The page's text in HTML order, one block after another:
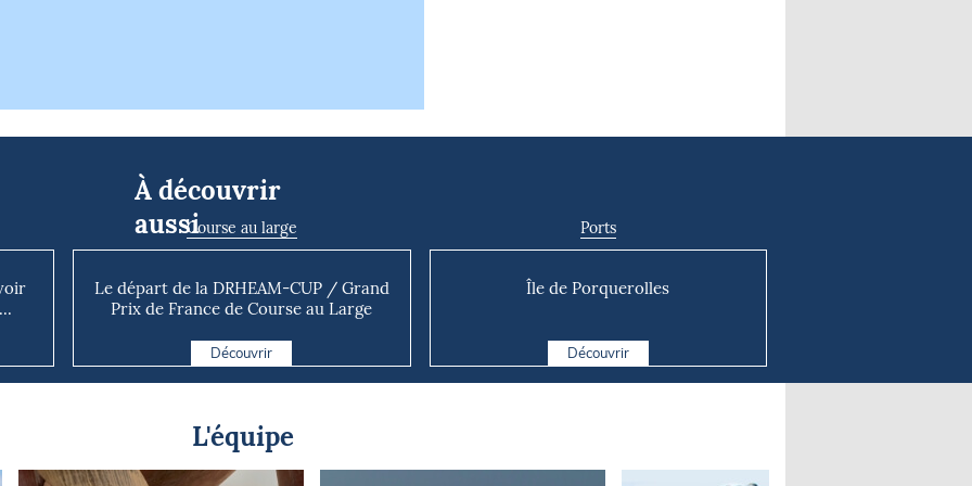
À découvrir
aussiCourse au large
Le départ de la DRHEAM-CUP / Grand
Prix de France de Course au Large
Découvrir
Ports
Île de Porquerolles
Découvrir
L'équipe